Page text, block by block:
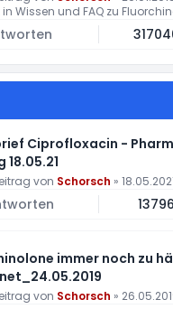
Wissen und FAQ zu
Ciprofloxacin -
18.05.21
von Schorsch »
13796
immer noch zu
von Schorsch »